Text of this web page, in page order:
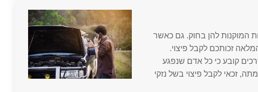
המוקנות להן בחוק. גם כאשר
זכותכם לקבל פיצוי.
קובע כי כל אדם שנפגע
זכאי לקבל פיצוי בשל נזקי